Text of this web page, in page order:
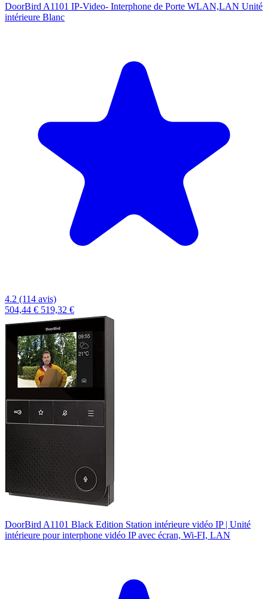
DoorBird A1101 IP-Video- Interphone de Porte WLAN,LAN Unité
intérieure Blanc
4.2 (114 avis)
504,44 € 519,32 €
DoorBird A1101 Black Edition Station intérieure vidéo IP | Unité
intérieure pour interphone vidéo IP avec écran, Wi-FI, LAN